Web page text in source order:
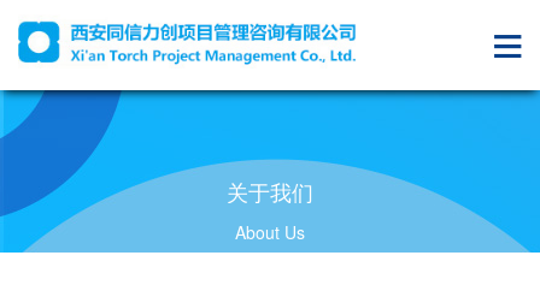
关于我们
About Us